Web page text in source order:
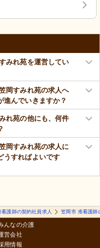
みれ苑を運営してい
岡すみれ苑の求人へ
進んでいきますか？
れ苑の他にも、何件
岡すみれ苑の求人に
うすればよいです
看護師の契約社員求人 笠岡市 准看護師
んなの介護
営会社
用情報